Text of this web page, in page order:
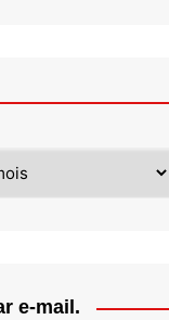
diminuer
e-mail.